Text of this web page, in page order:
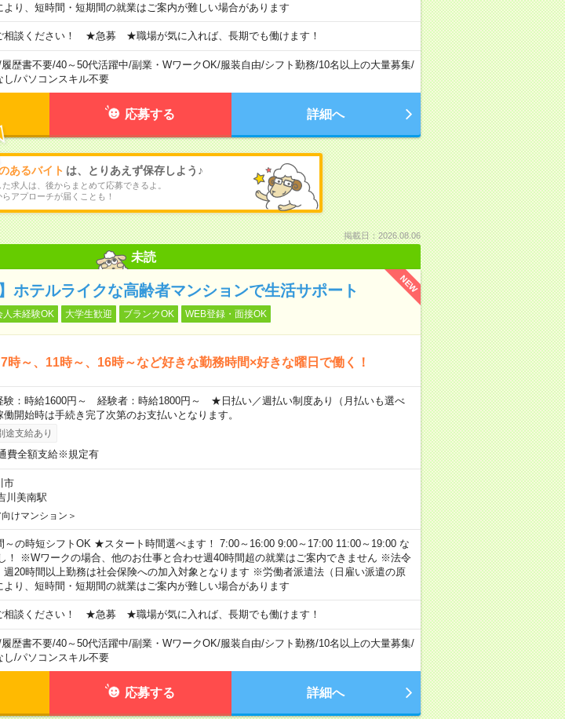
より、短時間・短期間の就業はご案内が難しい場合があります
相談ください！ ★急募 ★職場が気に入れば、長期でも働けます！
履歴書不要/40～50代活躍中/副業・WワークOK/服装自由/シフト勤務/10名以上の大量募集/
し/パソコンスキル不要
応募する 詳細へ
あるバイト は、とりあえず保存しよう♪
求人は、後からまとめて応募できるよ。
アプローチが届くことも！
掲載日：2026.08.06
未読
NEW
ホテルライクな高齢者マンションで生活サポート
人未経験OK 大学生歓迎 ブランクOK WEB登録・面接OK
時～、11時～、16時～など好きな勤務時間×好きな曜日で働く！
験：時給1600円～ 経験者：時給1800円～ ★日払い／週払い制度あり（月払いも選べ
開始時は手続き完了次第のお支払いとなります。
途支給あり
費全額支給※規定有
市
川美南駅
向けマンション＞
の時短シフトOK ★スタート時間選べます！ 7:00～16:00 9:00～17:00 11:00～19:00 な
！ ※Wワークの場合、他のお仕事と合わせ週40時間超の就業はご案内できません ※法令
週20時間以上勤務は社会保険への加入対象となります ※労働者派遣法（日雇い派遣の原
より、短時間・短期間の就業はご案内が難しい場合があります
相談ください！ ★急募 ★職場が気に入れば、長期でも働けます！
履歴書不要/40～50代活躍中/副業・WワークOK/服装自由/シフト勤務/10名以上の大量募集/
し/パソコンスキル不要
応募する 詳細へ